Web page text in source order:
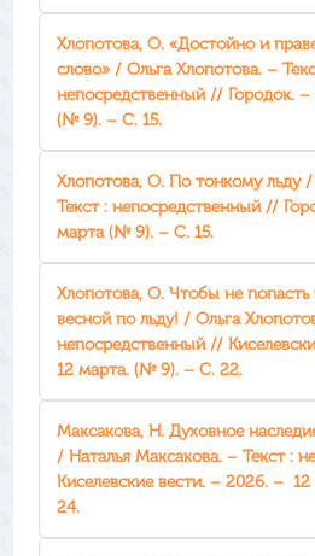
Хлопотова, О. «Достойно и
слово» / Ольга Хлопотова. –
непосредственный // Городок.
(№ 9). – С. 15.
Хлопотова, О. По тонкому льду
Текст : непосредственный //
марта (№ 9). – С. 15.
Хлопотова, О. Чтобы не попасть
весной по льду! / Ольга
непосредственный //
12 марта. (№ 9). – С. 22.
Максакова, Н. Духовное
/ Наталья Максакова. – Текст :
Киселевские вести. – 2026. –
24.